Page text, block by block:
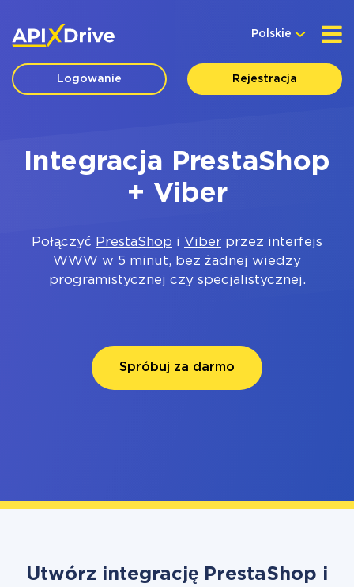
Polskie
Logowanie Rejestracja
Integracja PrestaShop
+ Viber
Połączyć PrestaShop i Viber przez interfejs
WWW w 5 minut, bez żadnej wiedzy
programistycznej czy specjalistycznej.
Spróbuj za darmo
Utwórz integrację PrestaShop i